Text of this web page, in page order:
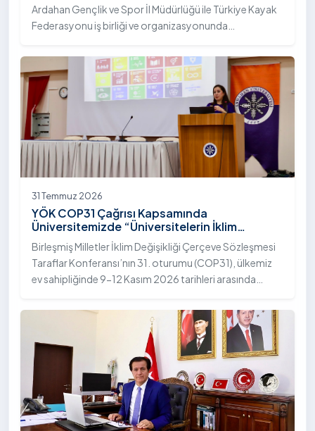
Ardahan Gençlik ve Spor İl Müdürlüğü ile Türkiye Kayak
Federasyonu iş birliği ve organizasyonunda
Sezonu Tekerlekli Kayak Türkiye Şampiyonası, 30-31
Temmuz 2026 tarihlerinde Ardahan Üniversitesi Yenisey
Yerleşkesi ev sahipliğinde tamamlandı.
31 Temmuz 2026
YÖK COP31 Çağrısı Kapsamında
Üniversitemizde “Üniversitelerin İklim
Diplomasisindeki Rolü” Konulu Bilgilendirme
Toplantısı Yapıldı
Birleşmiş Milletler İklim Değişikliği Çerçeve Sözleşmesi
Taraflar Konferansı’nın 31. oturumu (COP31), ülkemiz
ev sahipliğinde 9-12 Kasım 2026 tarihleri arasında
Yükseköğretim Kurulu (YÖK), üniversitelerin akademik
katkı ve proje bildirimlerini koordine etme çağrısında
bulundu. Ardahan Üniversitesinde 31 Temmuz 2026
tarihinde bu çağrıya yönelik bir ön hazırlık toplantısı
düzenlendi.